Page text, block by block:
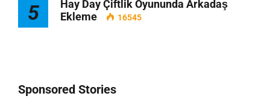
5
Hay Day Çiftlik Oyununda Arkadaş
Ekleme
16545
Sponsored Stories